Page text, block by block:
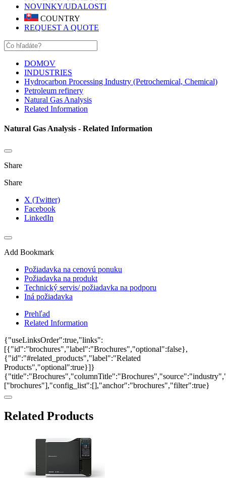
NOVINKY/UDALOSTI
COUNTRY
REQUEST A QUOTE
DOMOV
INDUSTRIES
Hydrocarbon Processing Industry (Petrochemical, Chemical)
Petroleum refinery
Natural Gas Analysis
Related Information
Natural Gas Analysis - Related Information
Share
Share
X (Twitter)
Facebook
LinkedIn
Add Bookmark
Požiadavka na cenovú ponuku
Požiadavka na produkt
Technický servis/ požiadavka na podporu
Iná požiadavka
Prehľad
Related Information
{"useLinksOrder":true,"links":
[{"id":"brochures","label":"Brochures","optional":false},
{"id":"#related_products","label":"Related
Products","optional":true}]}
["brochures"],"config_list":[],"anchor":"brochures","filter":true}
Related Products